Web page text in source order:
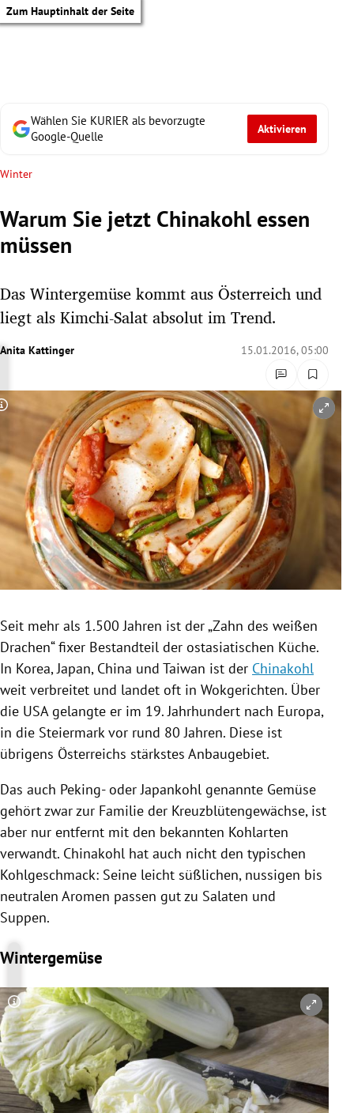
Zum Hauptinhalt der Seite
Untermenü
Untermenü
Untermenü
Untermenü
Untermenü
Untermenü
Untermenü
Wählen Sie KURIER als bevorzugte
Google-Quelle
Aktivieren
Winter
Warum Sie jetzt Chinakohl essen
müssen
Das Wintergemüse kommt aus Österreich und
liegt als Kimchi-Salat absolut im Trend.
Anita Kattinger 15.01.2016, 05:00
Copyright-Hinweis öffnen/schließen
Seit mehr als 1.500 Jahren ist der „Zahn des weißen
Drachen“ fixer Bestandteil der ostasiatischen Küche.
In Korea,Japan, China und Taiwan ist der Chinakohl
weit verbreitet und landet oft in Wokgerichten. Über
die USAgelangte er im 19. Jahrhundert nach Europa,
in die Steiermarkvor rund 80 Jahren. Diese ist
übrigens Österreichs stärkstes Anbaugebiet.
Das auch Peking- oder Japankohl genannte Gemüse
gehört zwar zur Familie der Kreuzblütengewächse, ist
aber nur entfernt mit den bekannten Kohlarten
verwandt. Chinakohl hat auch nicht den typischen
Kohlgeschmack: Seine leicht süßlichen, nussigen bis
neutralen Aromen passen gut zu Salaten und
Suppen.
Wintergemüse
Copyright-Hinweis öffnen/schließen